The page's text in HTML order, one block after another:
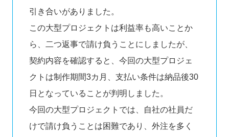
引き合いがありました。
この大型プロジェクトは利益率も高いことか
ら、二つ返事で請け負うことにしましたが、
契約内容を確認すると、今回の大型プロジェ
クトは制作期間3カ月、支払い条件は納品後30
日となっていることが判明しました。
今回の大型プロジェクトでは、自社の社員だ
けで請け負うことは困難であり、外注を多く